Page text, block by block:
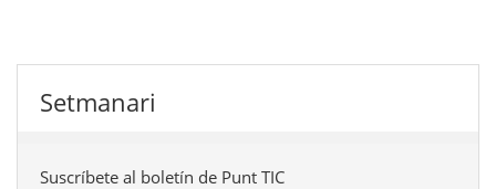
Setmanari
Suscríbete al boletín de Punt TIC